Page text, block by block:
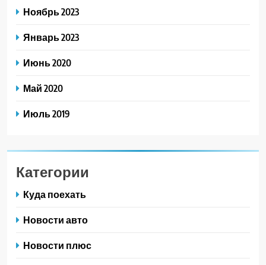
Ноябрь 2023
Январь 2023
Июнь 2020
Май 2020
Июль 2019
Категории
Куда поехать
Новости авто
Новости плюс